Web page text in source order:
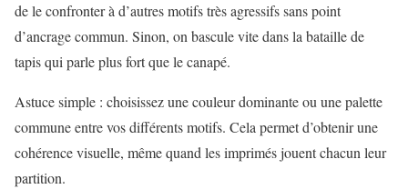
de le confronter à d’autres motifs très agressifs sans point
d’ancrage commun. Sinon, on bascule vite dans la bataille de
tapis qui parle plus fort que le canapé.
Astuce simple : choisissez une couleur dominante ou une palette
commune entre vos différents motifs. Cela permet d’obtenir une
cohérence visuelle, même quand les imprimés jouent chacun leur
partition.